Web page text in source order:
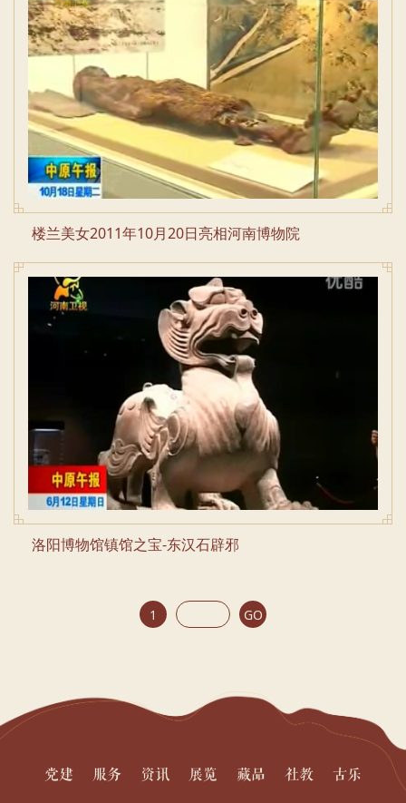
楼兰美女2011年10月20日亮相河南博物院
洛阳博物馆镇馆之宝-东汉石辟邪
1 GO
党建 服务 资讯 展览 藏品 社教 古乐